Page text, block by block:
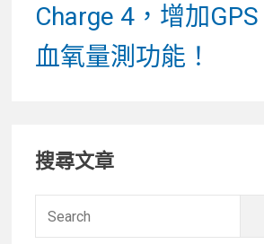
Charge 4，增加
血氧量測功能！
Primary
Sidebar
搜尋文章